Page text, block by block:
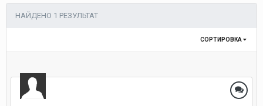
НАЙДЕНО 1 РЕЗУЛЬТАТ
СОРТИРОВКА